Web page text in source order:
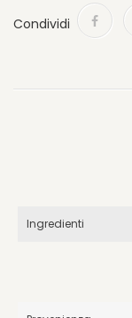
Condividi
Ingredienti